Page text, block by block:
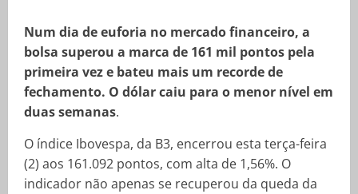
Num dia de euforia no mercado financeiro, a
bolsa superou a marca de 161 mil pontos pela
primeira vez e bateu mais um recorde de
fechamento. O dólar caiu para o menor nível em
duas semanas.
O índice Ibovespa, da B3, encerrou esta terça-feira
(2) aos 161.092 pontos, com alta de 1,56%. O
indicador não apenas se recuperou da queda da